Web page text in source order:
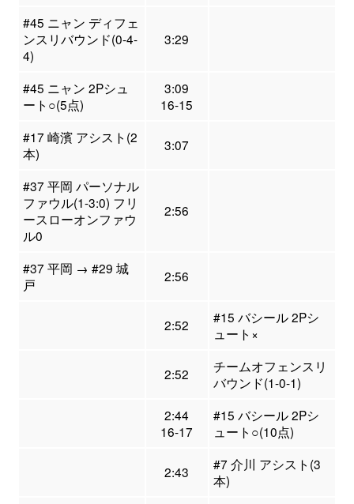
#45 ニャン ディフェ
ンスリバウンド(0-4-
4)
3:29
#45 ニャン 2Pシュ
ート○(5点)
3:09
16-15
#17 崎濱 アシスト(2
本)
3:07
#37 平岡 パーソナル
ファウル(1-3:0) フリ
ースローオンファウ
ル0
2:56
#37 平岡 → #29 城
戸
2:56
2:52
#15 バシール 2Pシ
ュート×
2:52
チームオフェンスリ
バウンド(1-0-1)
2:44
16-17
#15 バシール 2Pシ
ュート○(10点)
2:43
#7 介川 アシスト(3
本)